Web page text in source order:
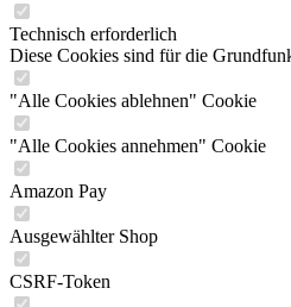
Technisch erforderlich
Diese Cookies sind für die
"Alle Cookies ablehnen" Cookie
"Alle Cookies annehmen" Cookie
Amazon Pay
Ausgewählter Shop
CSRF-Token